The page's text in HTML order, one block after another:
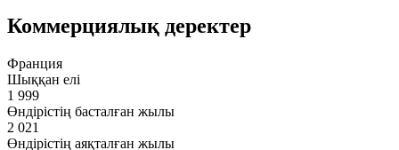
Коммерциялық деректер
Франция
Шыққан елі
1 999
Өндірістің басталған жылы
2 021
Өндірістің аяқталған жылы